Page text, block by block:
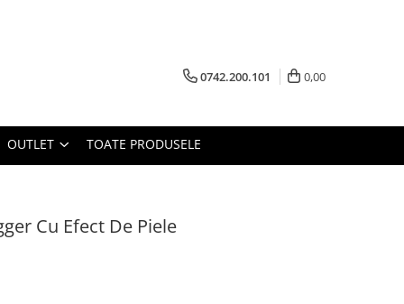
0742.200.101 0,00
OUTLET TOATE PRODUSELE
Cu Efect De Piele